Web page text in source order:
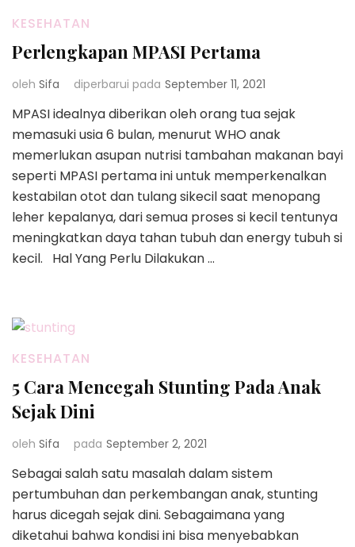
KESEHATAN
Perlengkapan MPASI Pertama
oleh Sifa diperbarui pada September 11, 2021
MPASI idealnya diberikan oleh orang tua sejak
memasuki usia 6 bulan, menurut WHO anak
memerlukan asupan nutrisi tambahan makanan bayi
seperti MPASI pertama ini untuk memperkenalkan
kestabilan otot dan tulang sikecil saat menopang
leher kepalanya, dari semua proses si kecil tentunya
meningkatkan daya tahan tubuh dan energy tubuh si
kecil. Hal Yang Perlu Dilakukan …
KESEHATAN
5 Cara Mencegah Stunting Pada Anak
Sejak Dini
oleh Sifa pada September 2, 2021
Sebagai salah satu masalah dalam sistem
pertumbuhan dan perkembangan anak, stunting
harus dicegah sejak dini. Sebagaimana yang
diketahui bahwa kondisi ini bisa menyebabkan